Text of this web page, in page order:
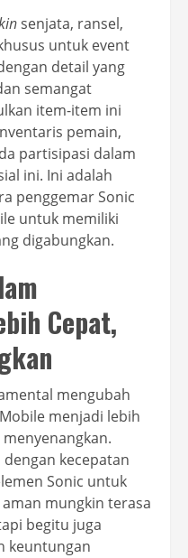
senjata, ransel,
untuk event
detail yang
semangat
item-item ini
pemain,
partisipasi dalam
ini. Ini adalah
penggemar Sonic
untuk memiliki
digabungkan.
Cepat,
mengubah
menjadi lebih
kecepatan
Sonic untuk
mungkin terasa
begitu juga
keuntungan